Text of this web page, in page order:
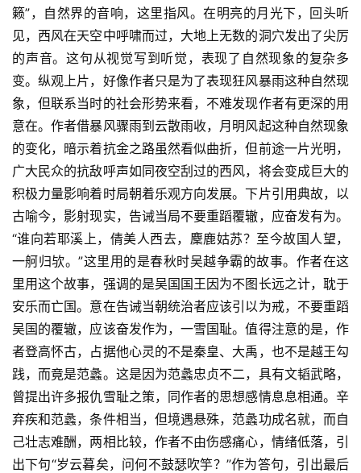
籁”，自然界的音响，这里指风。在明亮的月光下，回头听
见，西风在天空中呼啸而过，大地上无数的洞穴发出了尖厉
的声音。这句从视觉写到听觉，表现了自然现象的复杂多
变。纵观上片，好像作者只是为了表现狂风暴雨这种自然现
象，但联系当时的社会形势来看，不难发现作者有更深的用
意在。作者借暴风骤雨到云散雨收，月明风起这种自然现象
的变化，暗示着抗金之路虽然看似曲折，但前途一片光明，
广大民众的抗敌呼声如同夜空刮过的西风，将会变成巨大的
积极力量影响着时局朝着乐观方向发展。下片引用典故，以
古喻今，影射现实，告诫当局不要重蹈覆辙，应奋发有为。
“谁向若耶溪上，倩美人西去，麇鹿姑苏？至今故国人望，
一舸归欤。”这里用的是春秋时吴越争霸的故事。作者在这
里用这个故事，强调的是吴国国王因为不图长远之计，耽于
安乐而亡国。意在告诫当朝统治者应该引以为戒，不要重蹈
吴国的覆辙，应该奋发作为，一雪国耻。值得注意的是，作
者登高怀古，占据他心灵的不是秦皇、大禹，也不是越王勾
践，而竟是范蠡。这是因为范蠡忠贞不二，具有文韬武略，
曾提出许多报仇雪耻之策，同作者的思想感情息息相通。辛
弃疾和范蠡，条件相当，但境遇悬殊，范蠡功成名就，而自
己壮志难酬，两相比较，作者不由伤感痛心，情绪低落，引
出下句“岁云暮矣，问何不鼓瑟吹竽？”作为答句，引出最后